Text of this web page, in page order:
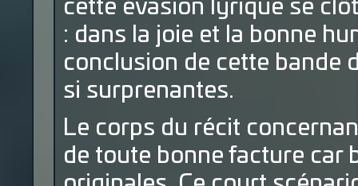
cette évasion lyrique se
: dans la joie et la bonne
conclusion de cette bande
si surprenantes.
Le corps du récit
de toute bonne facture car